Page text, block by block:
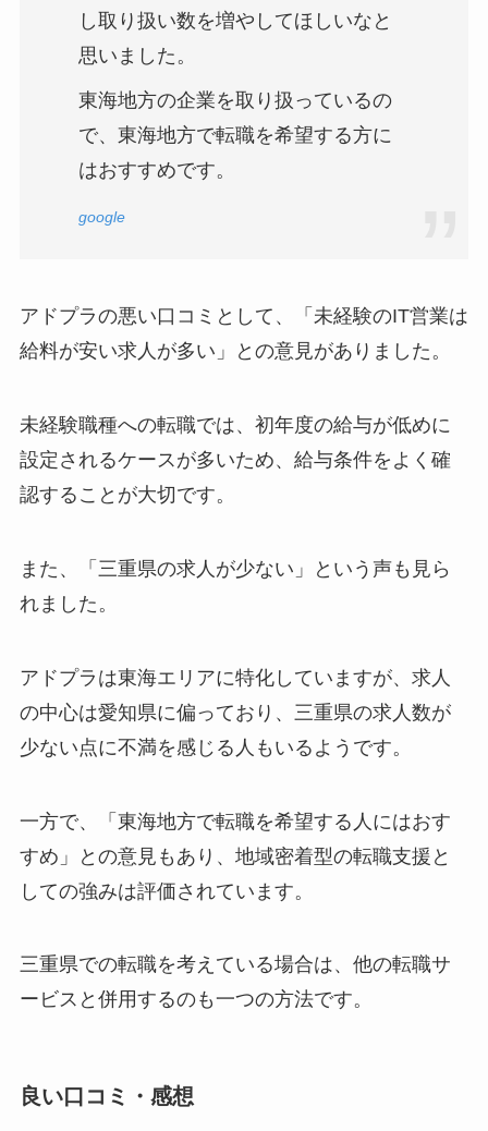
し取り扱い数を増やしてほしいなと
思いました。
東海地方の企業を取り扱っているの
で、東海地方で転職を希望する方に
はおすすめです。
google
アドプラの悪い口コミとして、「未経験のIT営業は
給料が安い求人が多い」との意見がありました。
未経験職種への転職では、初年度の給与が低めに
設定されるケースが多いため、給与条件をよく確
認することが大切です。
また、「三重県の求人が少ない」という声も見ら
れました。
アドプラは東海エリアに特化していますが、求人
の中心は愛知県に偏っており、三重県の求人数が
少ない点に不満を感じる人もいるようです。
一方で、「東海地方で転職を希望する人にはおす
すめ」との意見もあり、地域密着型の転職支援と
しての強みは評価されています。
三重県での転職を考えている場合は、他の転職サ
ービスと併用するのも一つの方法です。
良い口コミ・感想